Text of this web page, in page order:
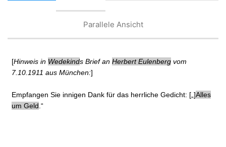
Parallele Ansicht
[Hinweis in Wedekinds Brief an Herbert Eulenbergvom
7.10.1911 aus München:]
Empfangen Sie innigen Dank für das herrliche Gedicht: [„]Alles
um Geld .“